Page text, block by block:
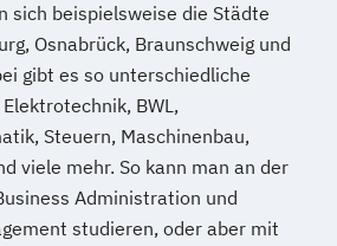
sich beispielsweise die Städte
Osnabrück, Braunschweig und
gibt es so unterschiedliche
BWL,
Steuern, Maschinenbau,
viele mehr. So kann man an der
Administration und
studieren, oder aber mit